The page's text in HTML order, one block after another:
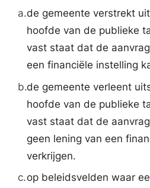
a.de gemeente verstrekt
hoofde van de publieke
vast staat dat de
een financiële instelling
b.de gemeente verleent
hoofde van de publieke
vast staat dat de
geen lening van een
verkrijgen.
c.op beleidsvelden waar